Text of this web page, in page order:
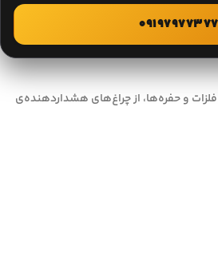
09197977377
و حفره‌ها، از چراغ‌های هشداردهنده‌ی